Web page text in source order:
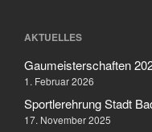
AKTUELLES
Gaumeisterschaften
1. Februar 2026
Sportlerehrung Stadt
17. November 2025